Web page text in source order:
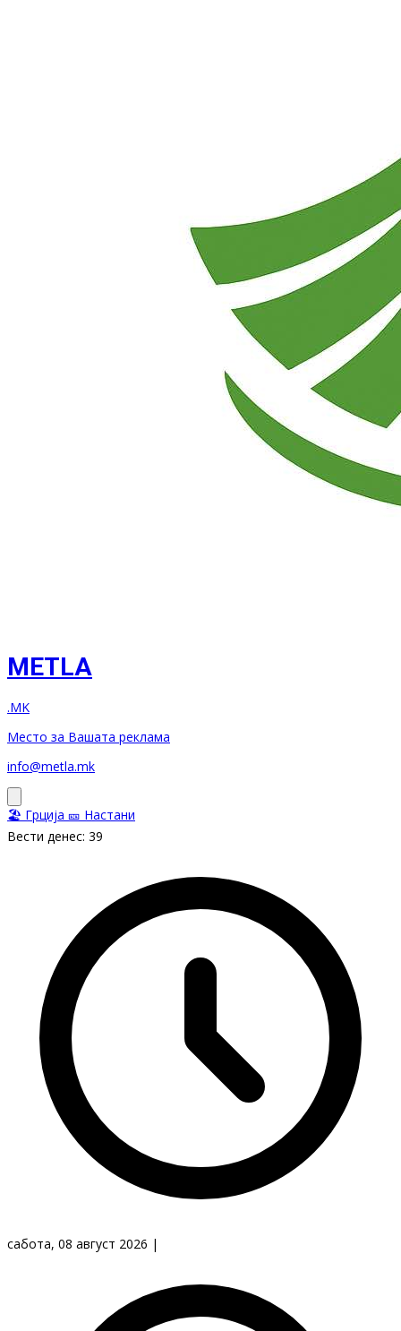
METLA
.MK
Место за Вашата реклама
info@metla.mk
🏖️ Грција 🎫 Настани
Вести денес: 39
сабота, 08 август 2026 |